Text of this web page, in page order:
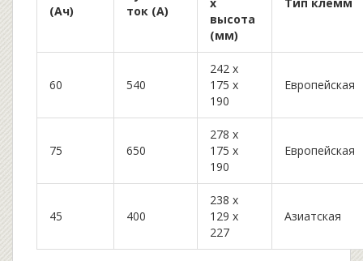
(Ач)
ток (А)
высота
(мм)
60 540
242 x
175 x
190
Европейская
75 650
278 x
175 x
190
Европейская
45 400
238 x
129 x
227
Азиатская